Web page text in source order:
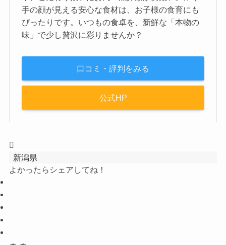
手の顔が見える安心な食材は、お子様の食育にも
ぴったりです。いつもの食卓を、新鮮な「本物の
味」で少し贅沢に彩りませんか？
口コミ・評判をみる
公式HP
新潟県
よかったらシェアしてね！